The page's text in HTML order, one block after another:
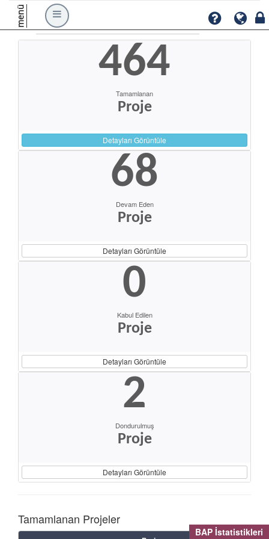
BAP İstatistikleri
menü
464
Tamamlanan
Proje
Detayları Görüntüle
68
Devam Eden
Proje
Detayları Görüntüle
0
Kabul Edilen
Proje
Detayları Görüntüle
2
Dondurulmuş
Proje
Detayları Görüntüle
Tamamlanan Projeler